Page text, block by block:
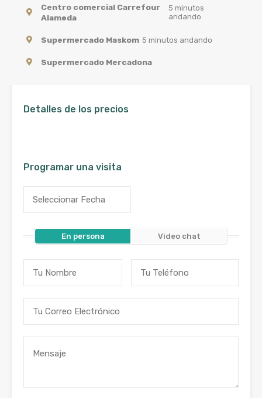
Centro comercial Carrefour
Alameda
5 minutos
andando
Supermercado Maskom 5 minutos andando
Supermercado Mercadona
Detalles de los precios
Programar una visita
En persona Video chat